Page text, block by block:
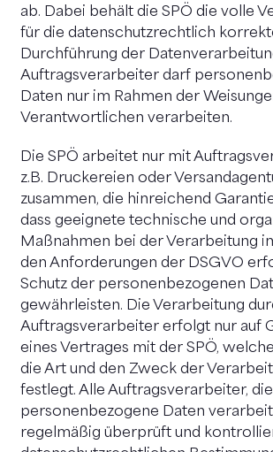
ab. Dabei behält die SPÖ die volle
für die datenschutzrechtlich
Durchführung der
Auftragsverarbeiter darf
Daten nur im Rahmen der
Verantwortlichen verarbeiten.
Die SPÖ arbeitet nur mit
z.B. Druckereien oder
zusammen, die hinreichend
dass geeignete technische und
Maßnahmen bei der Verarbeitung
den Anforderungen der DSGVO
Schutz der personenbezogenen
gewährleisten. Die Verarbeitung
Auftragsverarbeiter erfolgt nur auf
eines Vertrages mit der SPÖ,
die Art und den Zweck der
festlegt. Alle Auftragsverarbeiter, die
personenbezogene Daten
regelmäßig überprüft und